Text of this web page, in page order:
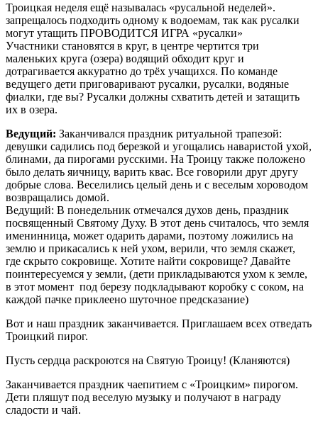
Троицкая неделя ещё называлась «русальной неделей».
запрещалось подходить одному к водоемам, так как русалки
могут утащить ПРОВОДИТСЯ ИГРА «русалки»
Участники становятся в круг, в центре чертится три
маленьких круга (озера) водящий обходит круг и
дотрагивается аккуратно до трёх учащихся. По команде
ведущего дети приговаривают русалки, русалки, водяные
фиалки, где вы? Русалки должны схватить детей и затащить
их в озера.
Ведущий: Заканчивался праздник ритуальной трапезой:
девушки садились под березкой и угощались наваристой ухой,
блинами, да пирогами русскими. На Троицу также положено
было делать яичницу, варить квас. Все говорили друг другу
добрые слова. Веселились целый день и с веселым хороводом
возвращались домой.
Ведущий: В понедельник отмечался духов день, праздник
посвященный Святому Духу. В этот день считалось, что земля
именинница, может одарить дарами, поэтому ложились на
землю и прикасались к ней ухом, верили, что земля скажет,
где скрыто сокровище. Хотите найти сокровище? Давайте
поинтересуемся у земли, (дети прикладываются ухом к земле,
в этот момент под березу подкладывают коробку с соком, на
каждой пачке приклеено шуточное предсказание)
Вот и наш праздник заканчивается. Приглашаем всех отведать
Троицкий пирог.
Пусть сердца раскроются на Святую Троицу! (Кланяются)
Заканчивается праздник чаепитием с «Троицким» пирогом.
Дети пляшут под веселую музыку и получают в награду
сладости и чай.